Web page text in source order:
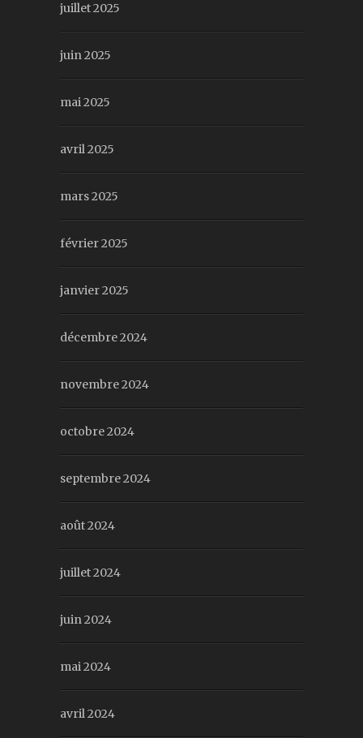
juillet 2025
juin 2025
mai 2025
avril 2025
mars 2025
février 2025
janvier 2025
décembre 2024
novembre 2024
octobre 2024
septembre 2024
août 2024
juillet 2024
juin 2024
mai 2024
avril 2024